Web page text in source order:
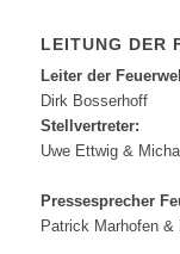
LEITUNG DER
Leiter der
Dirk Bosserhoff
Stellvertreter:
Uwe Ettwig &
Pressesprecher
Patrick Marhofen &